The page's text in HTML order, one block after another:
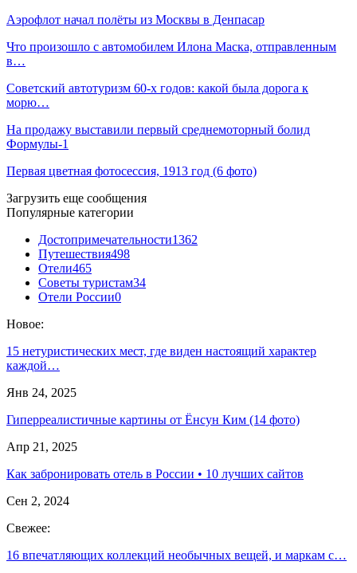
Аэрофлот начал полёты из Москвы в Денпасар
Что произошло с автомобилем Илона Маска, отправленным
в…
Советский автотуризм 60-х годов: какой была дорога к
морю…
На продажу выставили первый среднемоторный болид
Формулы-1
Первая цветная фотосессия, 1913 год (6 фото)
Загрузить еще сообщения
Популярные категории
Достопримечательности1362
Путешествия498
Отели465
Советы туристам34
Отели России0
Новое:
15 нетуристических мест, где виден настоящий характер
каждой…
Янв 24, 2025
Гиперреалистичные картины от Ёнсун Ким (14 фото)
Апр 21, 2025
Как забронировать отель в России • 10 лучших сайтов
Сен 2, 2024
Свежее:
16 впечатляющих коллекций необычных вещей, и маркам с…